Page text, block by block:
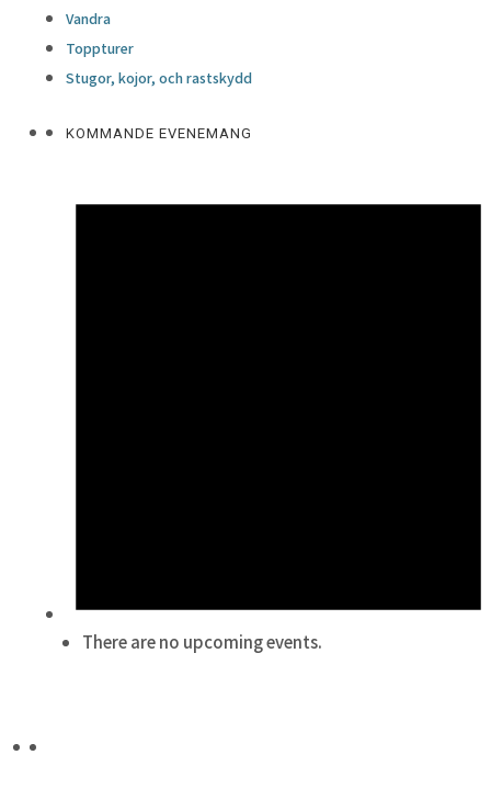
Vandra
Toppturer
Stugor, kojor, och rastskydd
KOMMANDE EVENEMANG
There are no upcoming events.